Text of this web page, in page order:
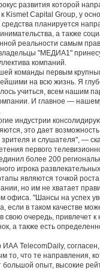
развития которой
Kismet Capital Group, у
планируется
а также
реальности самым
"МЕДИА1"
компаний.
команды первым
на всю жизнь. Я
учиться, всем нашим
И главное —
индустрии
это дает
и слушателя", —
первого
более 200
игрока
являются точкой
но им не хватает
офиса. "Шансы на успех
если в таком качестве
свою очередь, привлечет
а также есть
TelecomDaily,
то, что те направления,
опыт, высокие